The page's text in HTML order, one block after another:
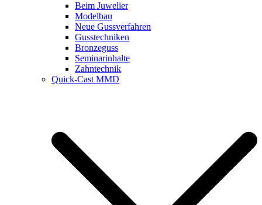
Beim Juwelier
Modelbau
Neue Gussverfahren
Gusstechniken
Bronzeguss
Seminarinhalte
Zahntechnik
Quick-Cast MMD